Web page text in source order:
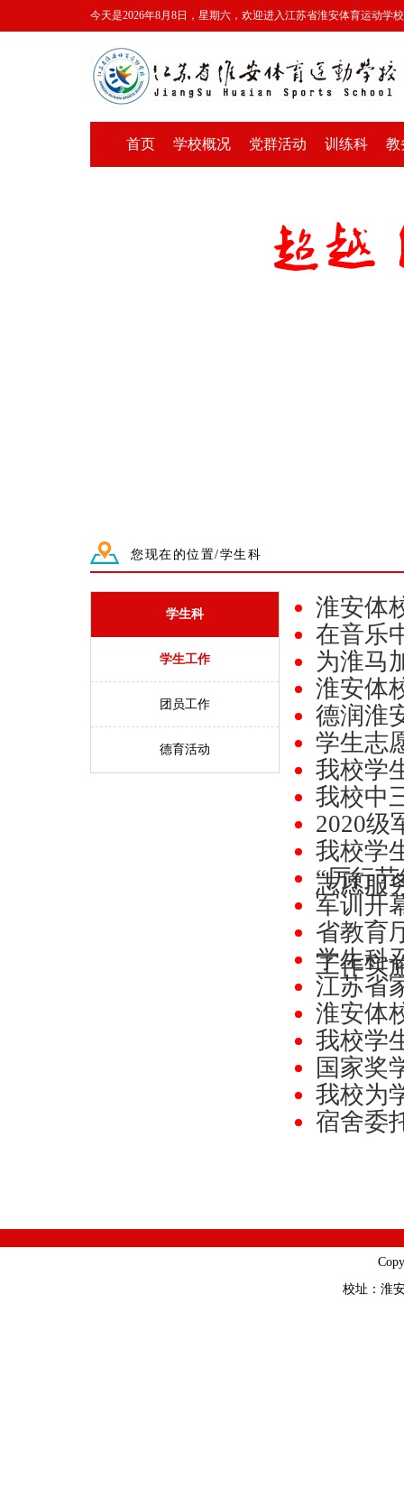
今天是2026年8月8日，星期六，欢迎进入江苏省淮安体育运动学
首页 学校概况 党群活动 训练科 教
您现在的位置/学生科
学生科
学生工作
团员工作
德育活动
淮安体
在音乐
为淮马
淮安体
德润淮
学生志
我校学
我校中
2020级
我校学
志愿服
“厉行
军训开
省教育
工作实
学生科
江苏省
淮安体
我校学
国家奖
我校为
宿舍委
校址：淮